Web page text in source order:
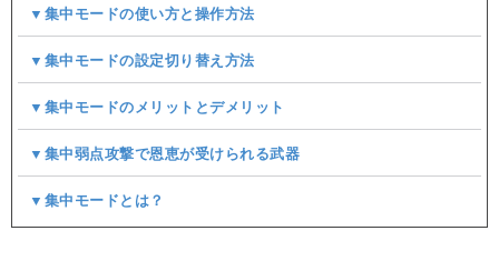
▼集中モードの使い方と操作方法
▼集中モードの設定切り替え方法
▼集中モードのメリットとデメリット
▼集中弱点攻撃で恩恵が受けられる武器
▼集中モードとは？